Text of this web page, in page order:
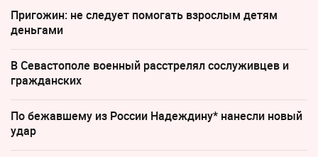
Пригожин: не следует помогать взрослым детям
деньгами
В Севастополе военный расстрелял сослуживцев и
гражданских
По бежавшему из России Надеждину* нанесли новый
удар